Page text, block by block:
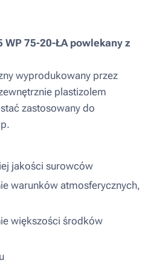
WP 75-20-ŁA powlekany z
wyprodukowany przez
plastizolem
zastosowany do
jakości surowców
warunków atmosferycznych,
większości środków